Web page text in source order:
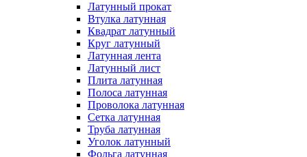
Латунный прокат
Втулка латунная
Квадрат латунный
Круг латунный
Латунная лента
Латунный лист
Плита латунная
Полоса латунная
Проволока латунная
Сетка латунная
Труба латунная
Уголок латунный
Фольга латунная